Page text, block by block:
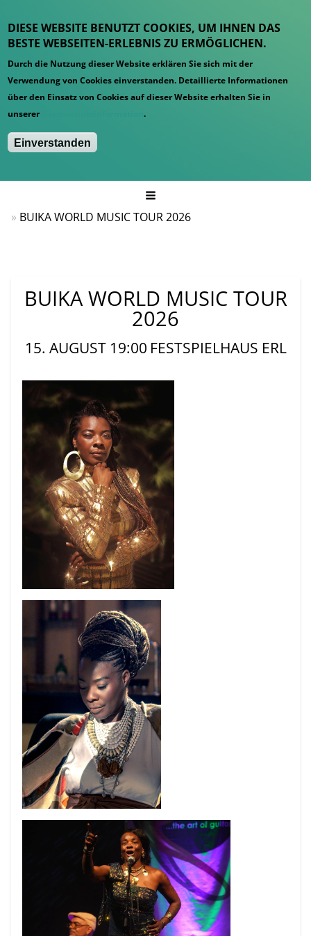
DIESE WEBSITE BENUTZT COOKIES, UM IHNEN DAS
BESTE WEBSEITEN-ERLEBNIS ZU ERMÖGLICHEN.
Durch die Nutzung dieser Website erklären Sie sich mit der
Verwendung von Cookies einverstanden. Detaillierte Informationen
über den Einsatz von Cookies auf dieser Website erhalten Sie in
unserer
Datenschutzinformation.
Einverstanden
BUIKA WORLD MUSIC TOUR 2026
BUIKA WORLD MUSIC TOUR
2026
15. AUGUST 19:00 FESTSPIELHAUS ERL